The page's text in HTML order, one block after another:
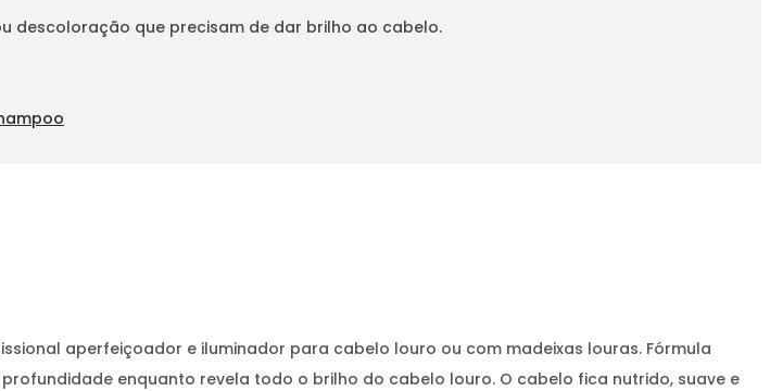
descoloração que precisam de dar brilho ao cabelo.
aperfeiçoador e iluminador para cabelo louro ou com madeixas louras. Fórmula
enquanto revela todo o brilho do cabelo louro. O cabelo fica nutrido, suave e